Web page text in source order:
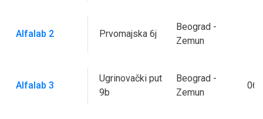
Alfalab 2 Prvomajska 6j
Beograd -
Zemun
Alfalab 3
Ugrinovački put
9b
Beograd -
Zemun